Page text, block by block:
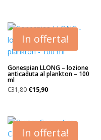
In offerta!
Gonespian LLONG – lozione
anticaduta al plankton – 100
ml
€31,80 Il
era:
€31,80.
€15,90Il
€15,90.
In offerta!